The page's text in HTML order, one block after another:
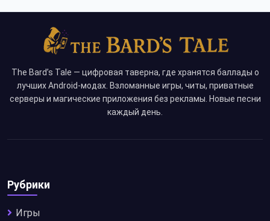
The Bard’s Tale — цифровая таверна, где хранятся баллады о
лучших Android-модах. Взломанные игры, читы, приватные
серверы и магические приложения без рекламы. Новые песни
каждый день.
Рубрики
Игры